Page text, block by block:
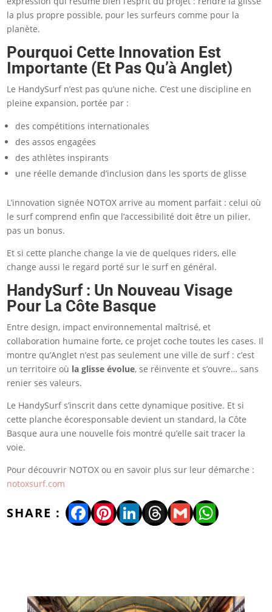
la plus propre possible, pour les surfeurs comme pour la
planète.
Pourquoi Cette Innovation Est
Importante (et Pas Qu’à Anglet)
Le HandySurf n’est pas qu’une niche. C’est une discipline en
pleine expansion, portée par :
des compétitions internationales
des assos engagées
des athlètes inspirants
une réelle demande d’inclusion dans les sports de glisse
L’innovation signée NOTOX arrive au moment parfait : celui où
le surf comprend enfin que l’accessibilité doit être un pilier,
pas un bonus.
Et si cette planche change la vie de quelques riders, elle
change aussi le regard porté sur le surf en général.
HandySurf : Un Nouveau Visage
Pour La Côte Basque
Entre design, impact environnemental maîtrisé, et
collaboration humaine forte, ce projet coche toutes les cases. Il
montre qu’Anglet n’est pas seulement une ville de surf : c’est
un territoire où la glisse évolue, se réinvente et s’ouvre… sans
renier ses valeurs.
Le HandySurf s’inscrit dans cette dynamique positive. Et si
cette planche écoresponsable devient un standard, la Côte
Basque aura une nouvelle fois montré qu’elle sait tracer la
voie.
Pour découvrir NOTOX ou en savoir plus sur leur démarche :
notoxsurf.com
Facebook
Pinterest
LinkedIn
Threads
Gmail